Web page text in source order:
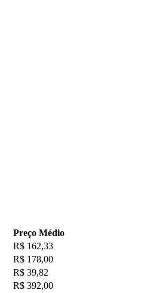
Preço Médio
R$ 162,33
R$ 178,00
R$ 39,82
R$ 392,00